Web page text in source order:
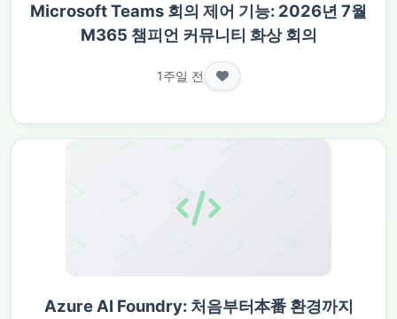
Microsoft Teams 회의 제어 기능: 2026년 7월
M365 챔피언 커뮤니티 화상 회의
1주일 전
Azure AI Foundry: 처음부터本番 환경까지